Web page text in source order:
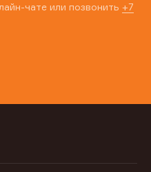
чате или позвонить +7